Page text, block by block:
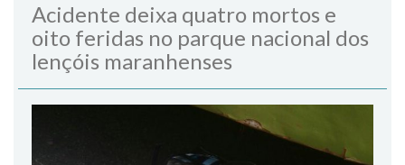
Acidente deixa quatro mortos e
oito feridas no parque nacional dos
lençóis maranhenses